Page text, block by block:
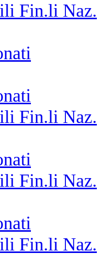
Fin.li Naz.
Fin.li Naz.
Fin.li Naz.
Fin.li Naz.